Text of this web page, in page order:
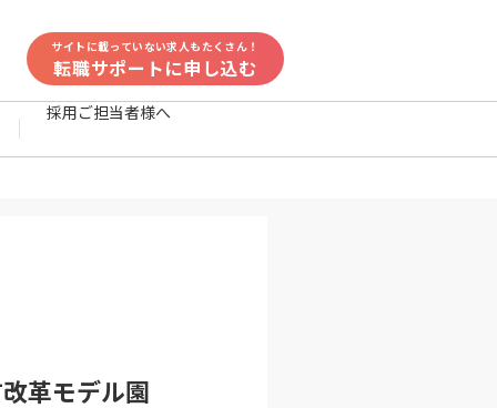
サイトに載っていない求人もたくさん！
転職サポートに申し込む
採用ご担当者様へ
革モデル園